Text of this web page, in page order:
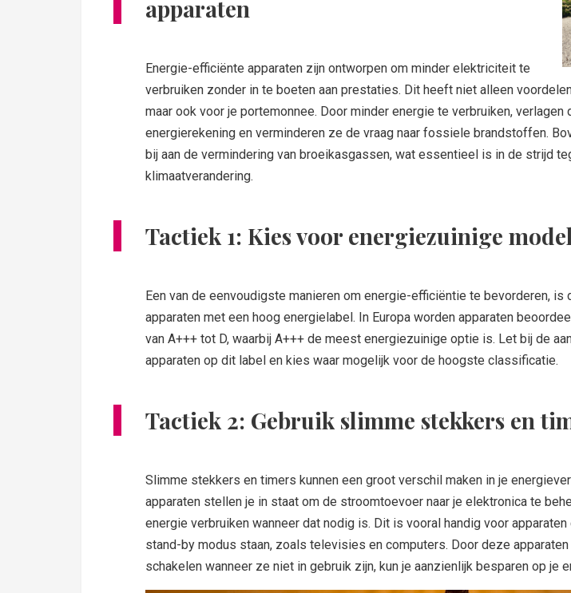
apparaten
Energie-efficiënte apparaten zijn ontworpen om minder elektriciteit te
verbruiken zonder in te boeten aan prestaties. Dit heeft niet alleen
maar ook voor je portemonnee. Door minder energie te verbruiken, verlagen
energierekening en verminderen ze de vraag naar fossiele brandstoffen.
bij aan de vermindering van broeikasgassen, wat essentieel is in de strijd
klimaatverandering.
Tactiek 1: Kies voor energiezuinige
Een van de eenvoudigste manieren om energie-efficiëntie te bevorderen, is
apparaten met een hoog energielabel. In Europa worden apparaten
van A+++ tot D, waarbij A+++ de meest energiezuinige optie is. Let bij de
apparaten op dit label en kies waar mogelijk voor de hoogste classificatie.
Tactiek 2: Gebruik slimme stekkers en
Slimme stekkers en timers kunnen een groot verschil maken in je
apparaten stellen je in staat om de stroomtoevoer naar je elektronica te
energie verbruiken wanneer dat nodig is. Dit is vooral handig voor apparaten
stand-by modus staan, zoals televisies en computers. Door deze
schakelen wanneer ze niet in gebruik zijn, kun je aanzienlijk besparen op je